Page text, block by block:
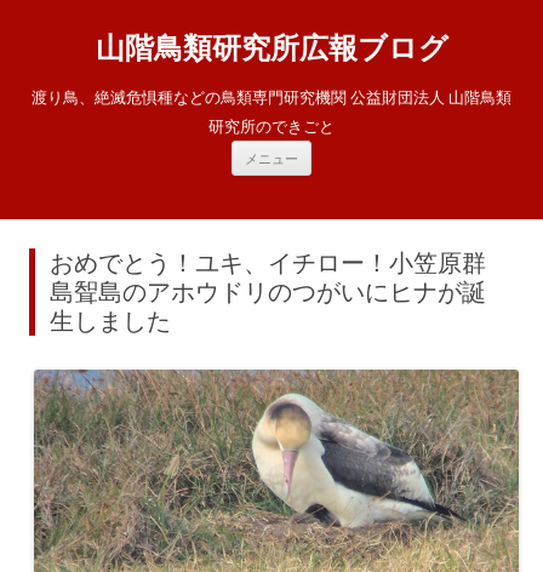
山階鳥類研究所広報ブログ
渡り鳥、絶滅危惧種などの鳥類専門研究機関 公益財団法人 山階鳥類
研究所のできごと
メニュー
ツ
ス
キ
ッ
プ
おめでとう！ユキ、イチロー！小笠原群
島聟島のアホウドリのつがいにヒナが誕
生しました